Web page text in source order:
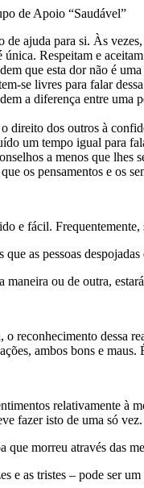
de Apoio “Saudável”
de ajuda para si. Às
Respeitam e
que esta dor não é
se livres para falar
a diferença entre uma
direito dos outros à
um tempo igual para
a menos que lhes
os pensamentos e os
e fácil.
as pessoas
ou de outra,
reconhecimento dessa
ambos bons e
relativamente à
fazer isto de uma só vez.
que morreu através das
e as tristes – pode ser